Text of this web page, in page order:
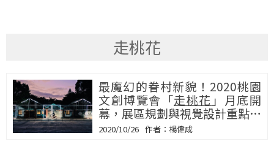
走桃花
最魔幻的眷村新貌！2020桃園
文創博覽會「走桃花 」月底開
幕，展區規劃與視覺設計重點揭
露
2020/10/26 楊偉成